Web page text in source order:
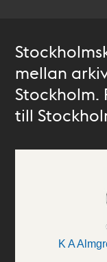
mellan
Stockholm.
till
K A